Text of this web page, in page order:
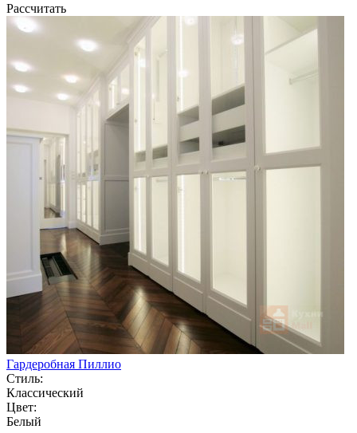
Рассчитать
Гардеробная Пиллио
Стиль:
Классический
Цвет:
Белый